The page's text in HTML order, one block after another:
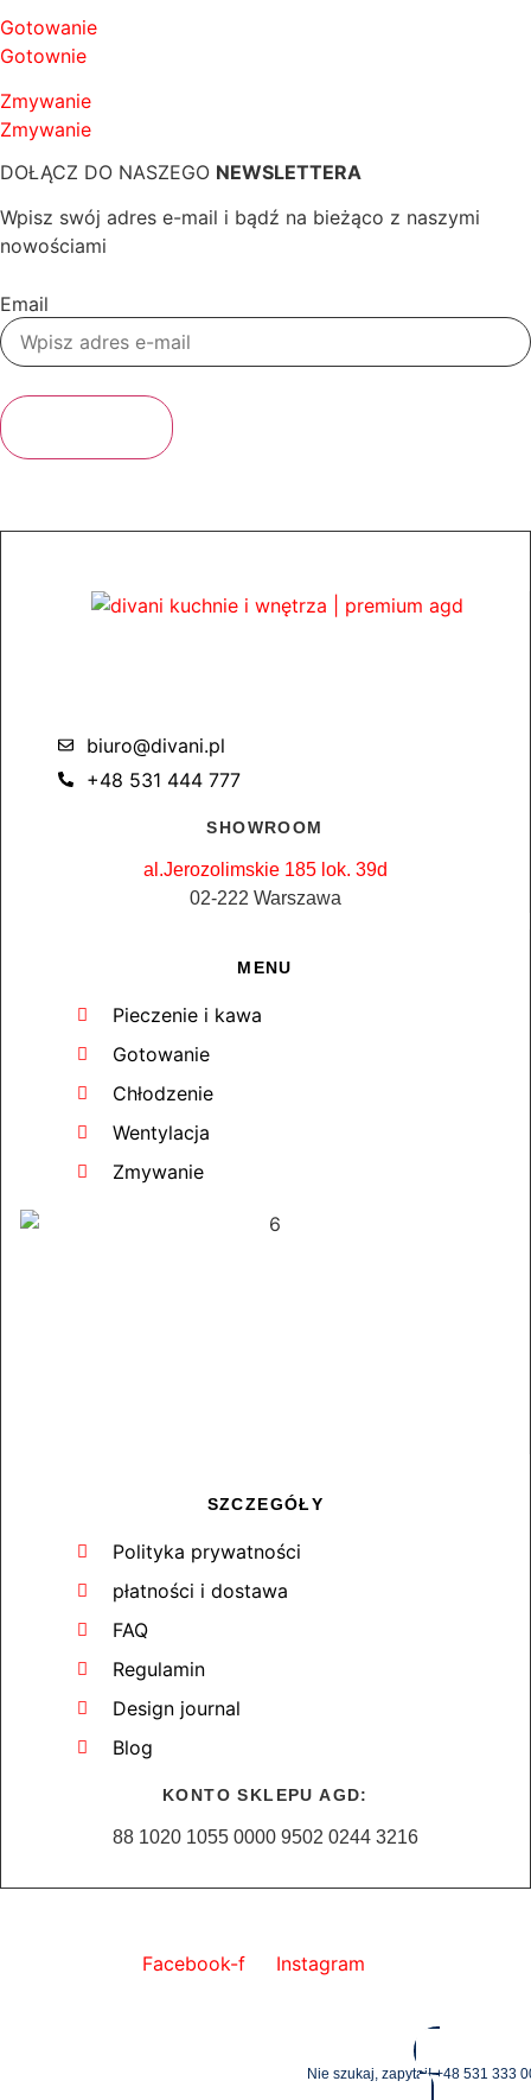
Gotowanie
Gotownie
Zmywanie
Zmywanie
DOŁĄCZ DO NASZEGO NEWSLETTERA
Wpisz swój adres e-mail i bądź na bieżąco z naszymi
nowościami
Email
biuro@divani.pl
+48 531 444 777
SHOWROOM
al.Jerozolimskie 185 lok. 39d
02-222 Warszawa
MENU
Pieczenie i kawa
Gotowanie
Chłodzenie
Wentylacja
Zmywanie
SZCZEGÓŁY
Polityka prywatności
płatności i dostawa
FAQ
Regulamin
Design journal
Blog
KONTO SKLEPU AGD:
88 1020 1055 0000 9502 0244 3216
Facebook-f Instagram
Nie szukaj, zapytaj! +48 531 333